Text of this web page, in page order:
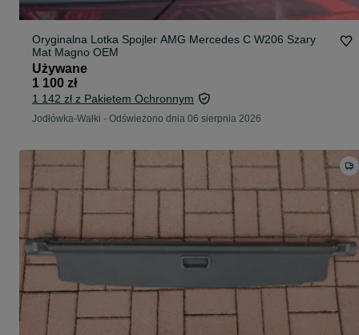
Oryginalna Lotka Spojler AMG Mercedes C W206 Szary
Mat Magno OEM
Używane
1 100 zł
1 142 zł z Pakietem Ochronnym
Jodłówka-Wałki - Odświeżono dnia 06 sierpnia 2026